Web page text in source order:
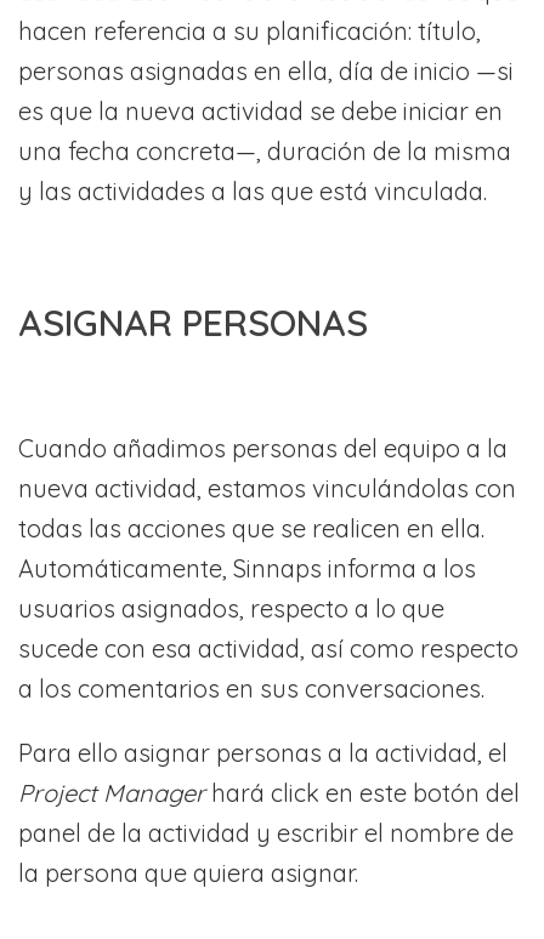
hacen referencia a su planificación: título,
personas asignadas en ella, día de inicio —si
es que la nueva actividad se debe iniciar en
una fecha concreta—, duración de la misma
y las actividades a las que está vinculada.
ASIGNAR PERSONAS
Cuando añadimos personas del equipo a la
nueva actividad, estamos vinculándolas con
todas las acciones que se realicen en ella.
Automáticamente, Sinnaps informa a los
usuarios asignados, respecto a lo que
sucede con esa actividad, así como respecto
a los comentarios en sus conversaciones.
Para ello asignar personas a la actividad, el
Project Managerhará click en este botón del
panel de la actividad y escribir el nombre de
la persona que quiera asignar.